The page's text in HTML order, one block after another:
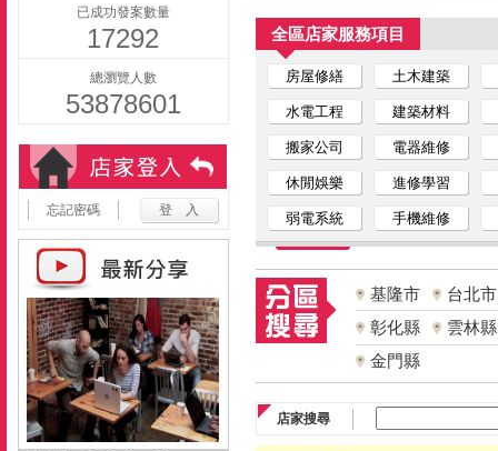
已成功發案數量
17292
總瀏覽人數
53878601
忘記密碼
全區店家服務項目
房屋修繕 土木建築
水電工程 建築材料
搬家公司 電器維修
休閒娛樂 進修學習
弱電系統 手機維修
基隆市
台北市
彰化縣
雲林縣
金門縣
店家搜尋